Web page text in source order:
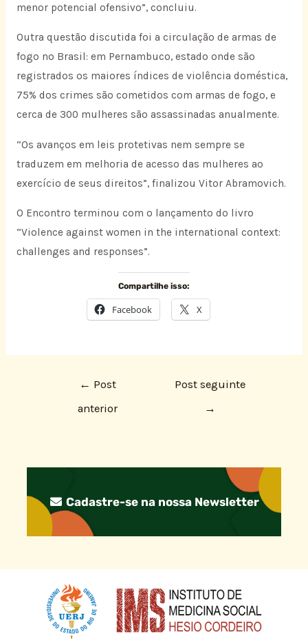
menor potencial ofensivo”, concluiu.
Outra questão discutida foi a circulação de armas de
fogo no Brasil: em Pernambuco, estado onde são
registrados os maiores índices de violência doméstica,
75% dos crimes são cometidos com armas de fogo, e
cerca de 300 mulheres são assassinadas anualmente.
“Os avanços em leis protetivas nem sempre se
traduzem em melhoria de acesso das mulheres ao
exercício de seus direitos”, finalizou Vitor Abramovich.
O Encontro terminou com o lançamento do livro
“Violence against women in the international context:
challenges and responses”.
Compartilhe isso:
Facebook X
← Post
anterior
Post seguinte
→
Cadastre-se na nossa Newsletter